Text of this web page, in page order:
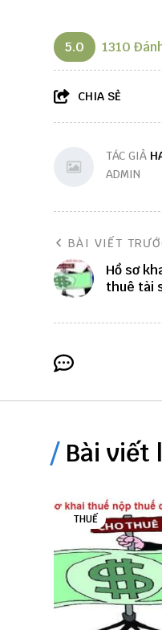
5.0 1310
CHIA SẺ
TÁC GIẢ
ADMIN
BÀI VIẾT
Hồ sơ
thuê tài
Bài viết
THUẾ